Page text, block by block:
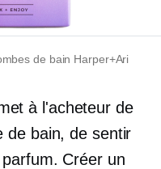
de bain Harper+Ari
à l'acheteur de
de bain, de sentir
Créer un